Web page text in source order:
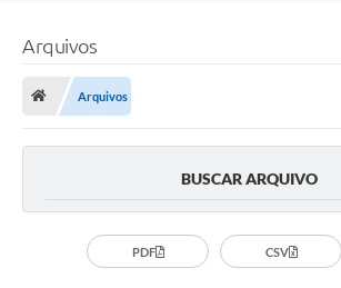
Publicações
A Prefeitura
Mapa do Site
Arquivos
Arquivos
BUSCAR ARQUIVO
PDF CSV